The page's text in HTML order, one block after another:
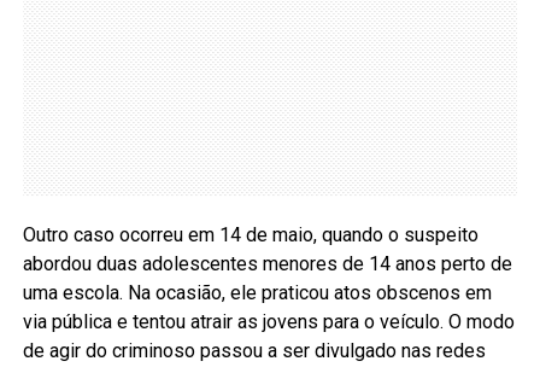
Outro caso ocorreu em 14 de maio, quando o suspeito
abordou duas adolescentes menores de 14 anos perto de
uma escola. Na ocasião, ele praticou atos obscenos em
via pública e tentou atrair as jovens para o veículo. O modo
de agir do criminoso passou a ser divulgado nas redes